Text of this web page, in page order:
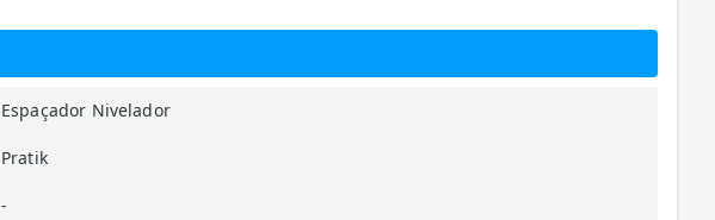
Espaçador Nivelador
Pratik
-